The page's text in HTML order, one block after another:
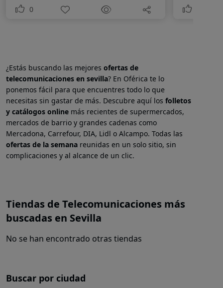
0
¿Estás buscando las mejores ofertas de
telecomunicaciones en sevilla? En Oférica te lo
ponemos fácil para que encuentres todo lo que
necesitas sin gastar de más. Descubre aquí los folletos
y catálogos online más recientes de supermercados,
mercados de barrio y grandes cadenas como
Mercadona, Carrefour, DIA, Lidl o Alcampo. Todas las
ofertas de la semana reunidas en un solo sitio, sin
complicaciones y al alcance de un clic.
Tiendas de Telecomunicaciones más
buscadas en Sevilla
No se han encontrado otras tiendas
Buscar por ciudad